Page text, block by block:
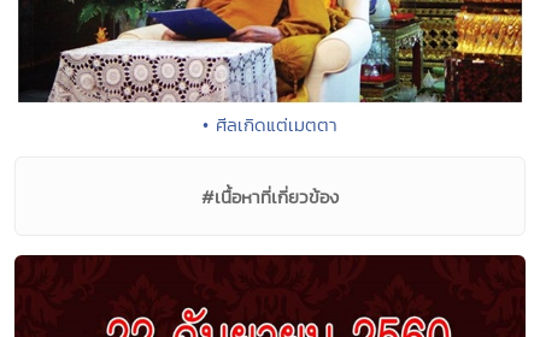
• ศีลเกิดแต่เมตตา
#เนื้อหาที่เกี่ยวข้อง